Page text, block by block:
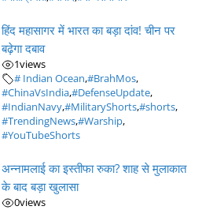
हिंद महासागर में भारत का बड़ा दांव! चीन पर
बढ़ेगा दबाव
1views
# Indian Ocean,#BrahMos,
#ChinaVsIndia,#DefenseUpdate,
#IndianNavy,#MilitaryShorts,#shorts,
#TrendingNews,#Warship,
#YouTubeShorts
अन्नामलाई का इस्तीफा रुका? शाह से मुलाकात
के बाद बड़ा खुलासा
0views